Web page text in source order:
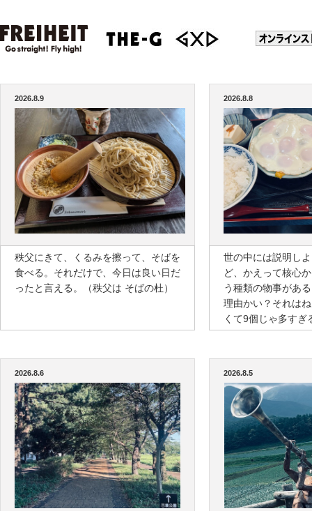
2026.8.9
秩父にきて、くるみを擦って、そばを
食べる。それだけで、今日は良い日だ
ったと言える。（秩父は そばの杜）
2026.8.8
世の中には説明し
ど、かえって核心
う種類の物事があ
理由かい？それは
くて9個じゃ多すぎ
2026.8.6 2026.8.5